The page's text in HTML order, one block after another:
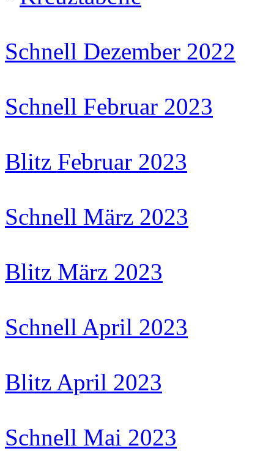
Schnell Dezember 2022
Schnell Februar 2023
Blitz Februar 2023
Schnell März 2023
Blitz März 2023
Schnell April 2023
Blitz April 2023
Schnell Mai 2023